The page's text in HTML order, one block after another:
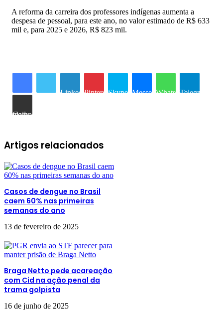
A reforma da carreira dos professores indígenas aumenta a
despesa de pessoal, para este ano, no valor estimado de R$ 633
mil e, para 2025 e 2026, R$ 823 mil.
LinkedinPinterestSkype MessengerWhatsAppTelegram
Compartilhar via e-mail
Artigos relacionados
Casos de dengue no Brasil
caem 60% nas primeiras
semanas do ano
13 de fevereiro de 2025
Braga Netto pede acareação
com Cid na ação penal da
trama golpista
16 de junho de 2025